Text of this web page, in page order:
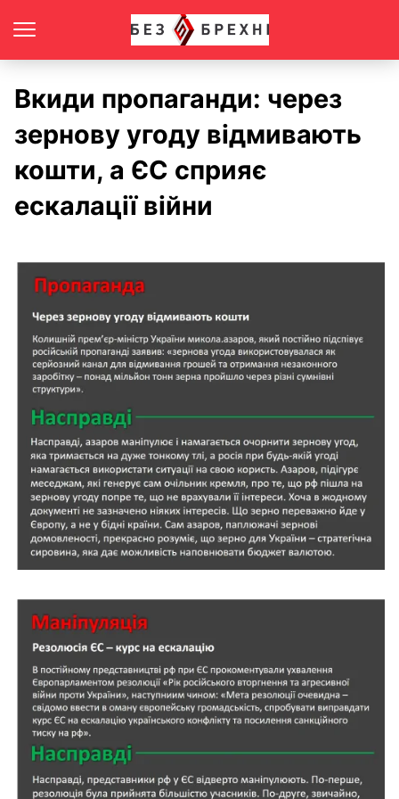
Вкиди пропаганди: через
зернову угоду відмивають
кошти, а ЄС сприяє
ескалації війни